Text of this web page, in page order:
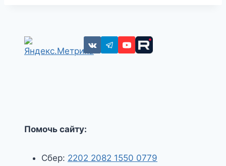
Помочь сайту:
Сбер: 2202 2082 1550 0779